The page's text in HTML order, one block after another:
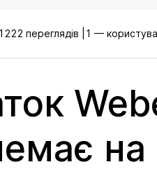
1222 переглядів | 1 —
на